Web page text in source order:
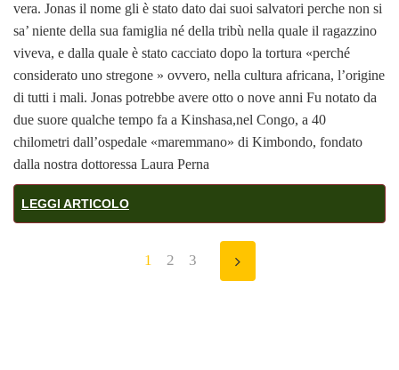
vera. Jonas il nome gli è stato dato dai suoi salvatori perche non si
sa’ niente della sua famiglia né della tribù nella quale il ragazzino
viveva, e dalla quale è stato cacciato dopo la tortura «perché
considerato uno stregone » ovvero, nella cultura africana, l’origine
di tutti i mali. Jonas potrebbe avere otto o nove anni Fu notato da
due suore qualche tempo fa a Kinshasa,nel Congo, a 40
chilometri dall’ospedale «maremmano» di Kimbondo, fondato
dalla nostra dottoressa Laura Perna
LEGGI ARTICOLO
1 2 3